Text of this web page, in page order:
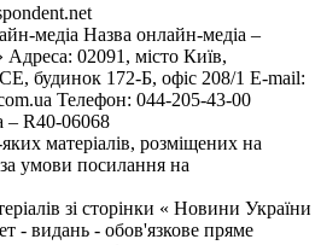
медіа Назва онлайн-медіа –
02091, місто Київ,
172-Б, офіс 208/1 E-mail:
Телефон: 044-205-43-00
– R40-06068
матеріалів, розміщених на
за умови посилання на
зі сторінки « Новини України
- видань - обов'язкове пряме